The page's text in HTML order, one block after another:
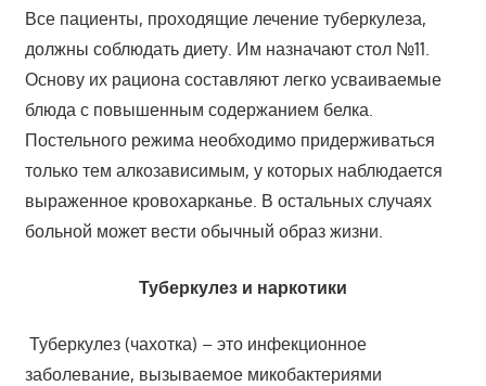
Все пациенты, проходящие лечение туберкулеза,
должны соблюдать диету. Им назначают стол №11.
Основу их рациона составляют легко усваиваемые
блюда с повышенным содержанием белка.
Постельного режима необходимо придерживаться
только тем алкозависимым, у которых наблюдается
выраженное кровохарканье. В остальных случаях
больной может вести обычный образ жизни.
Туберкулез и наркотики
Туберкулез (чахотка) – это инфекционное
заболевание, вызываемое микобактериями